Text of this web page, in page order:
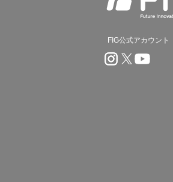
FIG公式アカウント